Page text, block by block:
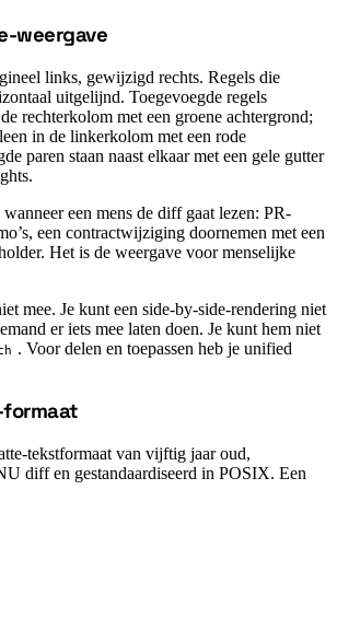
weergave
links, gewijzigd rechts. Regels die
uitgelijnd. Toegevoegde regels
rechterkolom met een groene achtergrond;
in de linkerkolom met een rode
paren staan naast elkaar met een gele gutter
een mens de diff gaat lezen: PR-
een contractwijziging doornemen met een
Het is de weergave voor menselijke
mee. Je kunt een side-by-side-rendering niet
er iets mee laten doen. Je kunt hem niet
. Voor delen en toepassen heb je unified
tekstformaat van vijftig jaar oud,
diff en gestandaardiseerd in POSIX. Een